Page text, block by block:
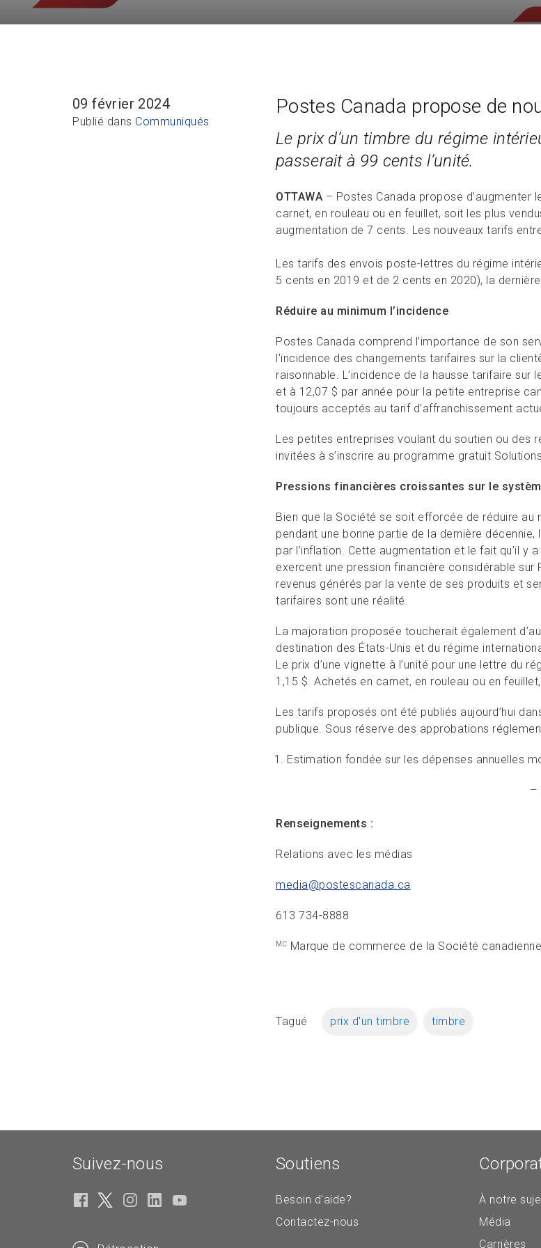
09 février 2024
Publié dans Communiqués
Postes Canada propose de
Le prix d’un timbre du régime
passerait à 99 cents l’unité.
OTTAWA – Postes Canada propose d’augmenter
carnet, en rouleau ou en feuillet, soit les plus
augmentation de 7 cents. Les nouveaux tarifs
Les tarifs des envois poste-lettres du régime
5 cents en 2019 et de 2 cents en 2020), la
Réduire au minimum l’incidence
Postes Canada comprend l’importance de son
l’incidence des changements tarifaires sur la
raisonnable. L’incidence de la hausse tarifaire
et à 12,07 $ par année pour la petite entreprise
toujours acceptés au tarif d’affranchissement
Les petites entreprises voulant du soutien ou des
invitées à s’inscrire au programme gratuit
Pressions financières croissantes sur le
Bien que la Société se soit efforcée de réduire
pendant une bonne partie de la dernière
par l’inflation. Cette augmentation et le fait qu’il y
exercent une pression financière considérable
revenus générés par la vente de ses produits et
tarifaires sont une réalité.
La majoration proposée toucherait également
destination des États-Unis et du régime
Le prix d’une vignette à l’unité pour une lettre du
1,15 $. Achetés en carnet, en rouleau ou en
Les tarifs proposés ont été publiés aujourd’hui
publique. Sous réserve des approbations
Estimation fondée sur les dépenses annuelles
– 30
Renseignements :
Relations avec les médias
media@postescanada.ca
613 734-8888
MC Marque de commerce de la Société
Tagué prix d'un timbre timbre
Suivez-nous Soutiens
Besoin d'aide?
Contactez-nous
À notre
Média
Carrières